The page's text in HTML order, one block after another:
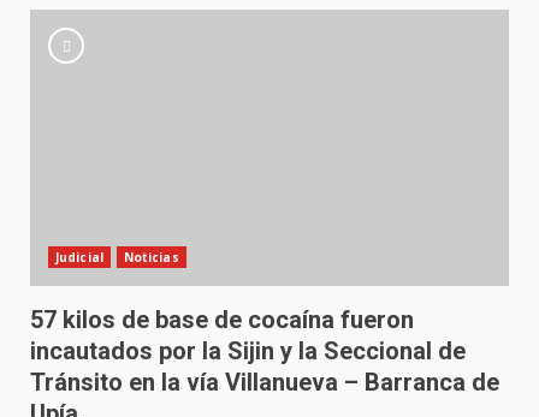
Judicial Noticias
57 kilos de base de cocaína fueron
incautados por la Sijin y la Seccional de
Tránsito en la vía Villanueva – Barranca de